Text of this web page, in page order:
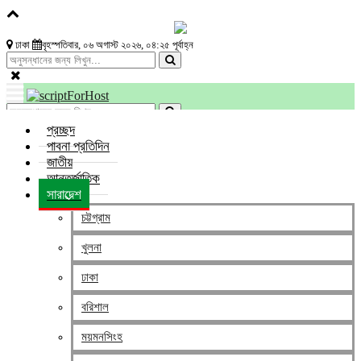
ঢাকা বৃহস্পতিবার, ০৬ অগাস্ট ২০২৬, ০৪:২৫ পূর্বাহ্ন
প্রচ্ছদ
পাবনা প্রতিদিন
জাতীয়
আন্তর্জাতিক
সারাদেশ
চট্টগ্রাম
খুলনা
ঢাকা
বরিশাল
ময়মনসিংহ
সারাদেশ
পূর্ণিমা শীল ধর্ষণ মামলার যাবজ্জীবন দণ্ডপ্রাপ্ত আসামি ২৩ বছর পর
প্রকাশের সময় : জুন ১৪, ২০২৪, ৮:২১ PM /
অনলাইন ডেস্ক : ২০০১ সালে জাতীয় সংসদ নির্বাচন পরবর্তী সহিংসতার জের ধরে
সিরাজগঞ্জের উল্লাপাড়ায় সংঘটিত পূর্ণিমা রাণী শীল গণধর্ষণ মামলায় যাবজ্জীবন সাজাপ্রাপ্ত
পলাতক আসামি আব্দুল মমিনকে (৪০) গ্রেপ্তার করেছে র‍্যাব।